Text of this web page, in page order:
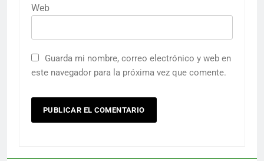
Web
Guarda mi nombre, correo electrónico y web en
este navegador para la próxima vez que comente.